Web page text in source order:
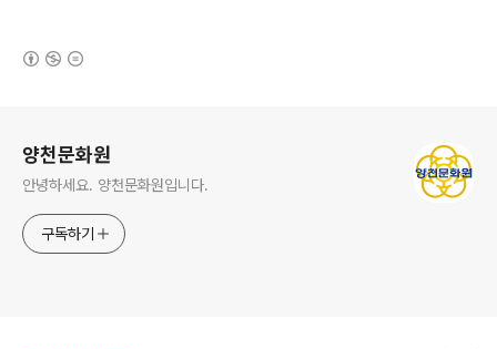
양천문화원
안녕하세요. 양천문화원입니다.
구독하기